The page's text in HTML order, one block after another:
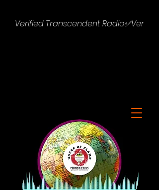
Verified Transcendent Radio✅